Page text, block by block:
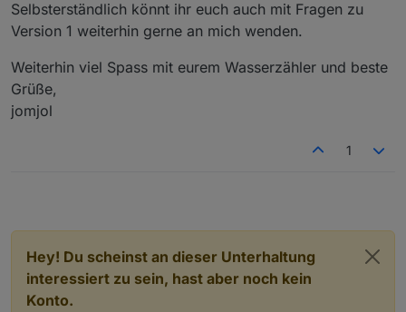
Selbsterständlich könnt ihr euch auch mit Fragen zu
Version 1 weiterhin gerne an mich wenden.
Weiterhin viel Spass mit eurem Wasserzähler und beste
Grüße,
jomjol
1
Hey! Du scheinst an dieser Unterhaltung
interessiert zu sein, hast aber noch kein
Konto.